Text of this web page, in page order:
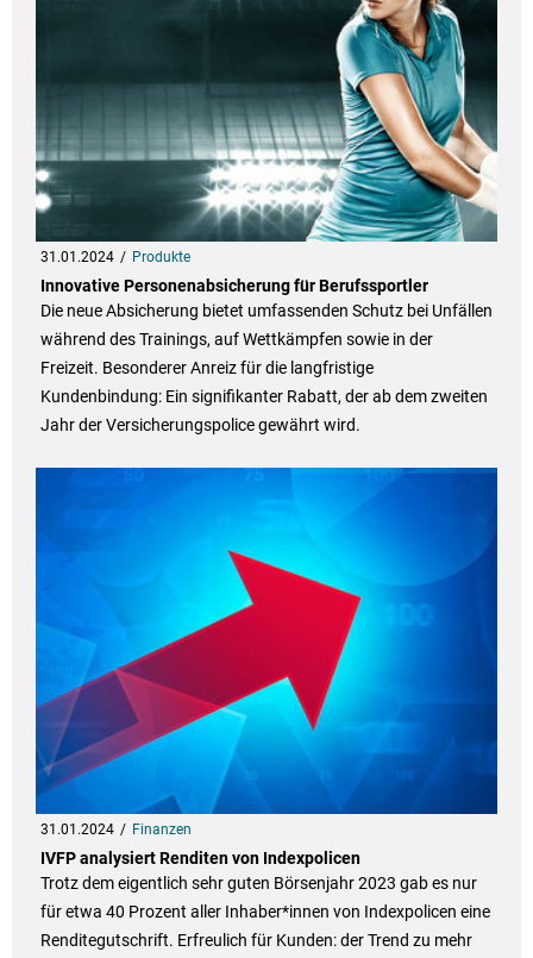
31.01.2024 Produkte
Innovative Personenabsicherung für Berufssportler
Die neue Absicherung bietet umfassenden Schutz bei Unfällen
während des Trainings, auf Wettkämpfen sowie in der
Freizeit. Besonderer Anreiz für die langfristige
Kundenbindung: Ein signifikanter Rabatt, der ab dem zweiten
Jahr der Versicherungspolice gewährt wird.
31.01.2024 Finanzen
IVFP analysiert Renditen von Indexpolicen
Trotz dem eigentlich sehr guten Börsenjahr 2023 gab es nur
für etwa 40 Prozent aller Inhaber*innen von Indexpolicen eine
Renditegutschrift. Erfreulich für Kunden: der Trend zu mehr